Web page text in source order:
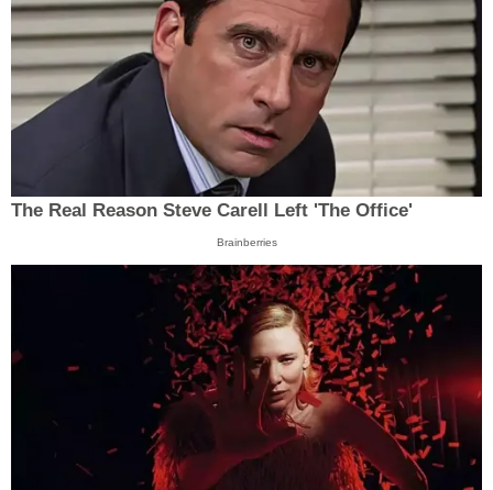
The Real Reason Steve Carell Left 'The Office'
Brainberries